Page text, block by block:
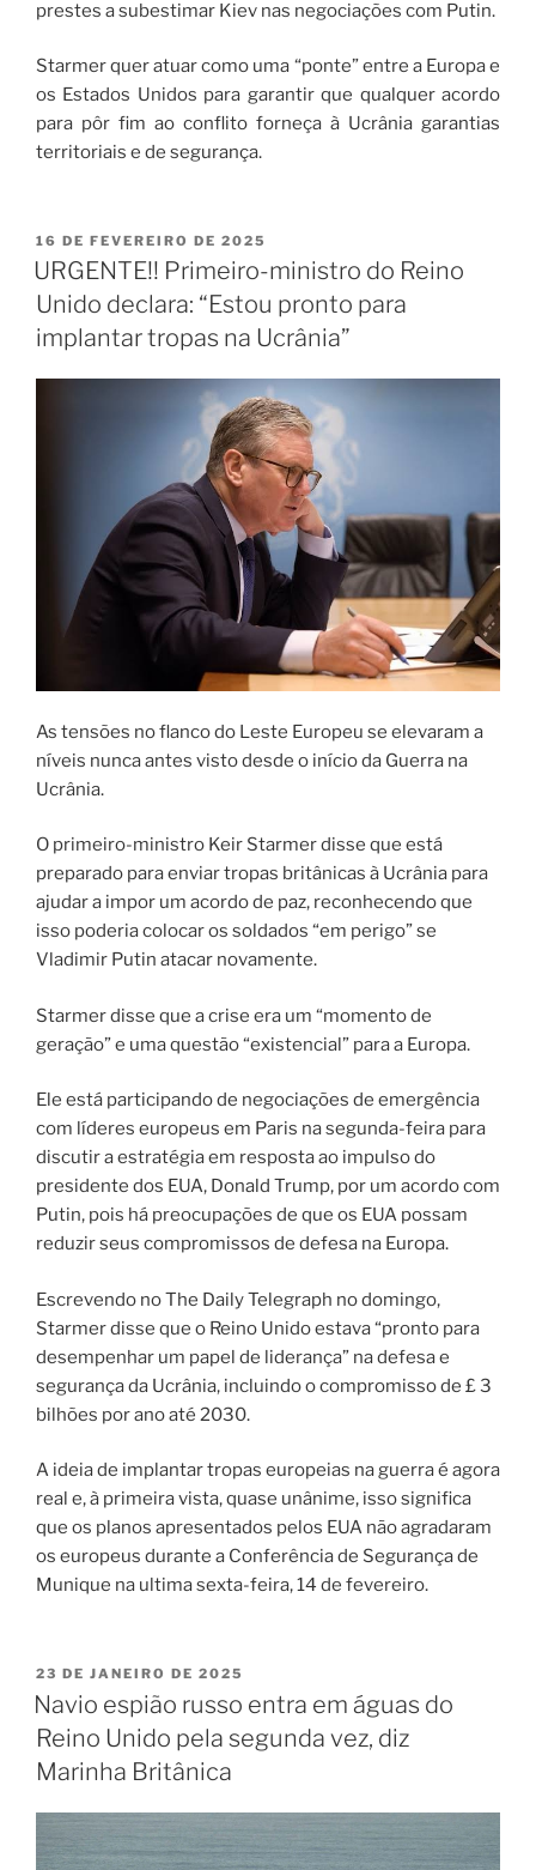
prestes a subestimar Kiev nas negociações com Putin.
Starmer quer atuar como uma “ponte” entre a Europa e
os Estados Unidos para garantir que qualquer acordo
para pôr fim ao conflito forneça à Ucrânia garantias
territoriais e de segurança.
16 DE FEVEREIRO DE 2025
URGENTE!! Primeiro-ministro do Reino
Unido declara: “Estou pronto para
implantar tropas na Ucrânia”
As tensões no flanco do Leste Europeu se elevaram a
níveis nunca antes visto desde o início da Guerra na
Ucrânia.
O primeiro-ministro Keir Starmer disse que está
preparado para enviar tropas britânicas à Ucrânia para
ajudar a impor um acordo de paz, reconhecendo que
isso poderia colocar os soldados “em perigo” se
Vladimir Putin atacar novamente.
Starmer disse que a crise era um “momento de
geração” e uma questão “existencial” para a Europa.
Ele está participando de negociações de emergência
com líderes europeus em Paris na segunda-feira para
discutir a estratégia em resposta ao impulso do
presidente dos EUA, Donald Trump, por um acordo com
Putin, pois há preocupações de que os EUA possam
reduzir seus compromissos de defesa na Europa.
Escrevendo no The Daily Telegraph no domingo,
Starmer disse que o Reino Unido estava “pronto para
desempenhar um papel de liderança” na defesa e
segurança da Ucrânia, incluindo o compromisso de £ 3
bilhões por ano até 2030.
A ideia de implantar tropas europeias na guerra é agora
real e, à primeira vista, quase unânime, isso significa
que os planos apresentados pelos EUA não agradaram
os europeus durante a Conferência de Segurança de
Munique na ultima sexta-feira, 14 de fevereiro.
23 DE JANEIRO DE 2025
Navio espião russo entra em águas do
Reino Unido pela segunda vez, diz
Marinha Britânica